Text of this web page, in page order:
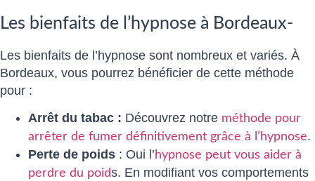
Les bienfaits de l’hypnose à Bordeaux-
Les bienfaits de l’hypnose sont nombreux et variés. À
Bordeaux, vous pourrez bénéficier de cette méthode
pour :
Arrêt du tabac : Découvrez notre méthode pour
arrêter de fumer définitivement grâce à l’hypnose.
Perte de poids : Oui l’ hypnose peut vous aider à
perdre du poids. En modifiant vos comportements